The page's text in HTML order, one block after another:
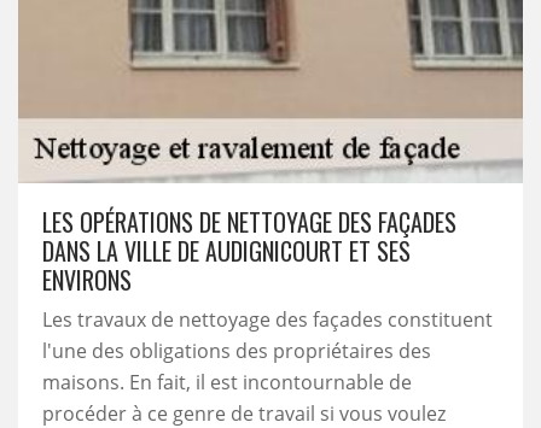
LES OPÉRATIONS DE NETTOYAGE DES FAÇADES
DANS LA VILLE DE AUDIGNICOURT ET SES
ENVIRONS
Les travaux de nettoyage des façades constituent
l'une des obligations des propriétaires des
maisons. En fait, il est incontournable de
procéder à ce genre de travail si vous voulez